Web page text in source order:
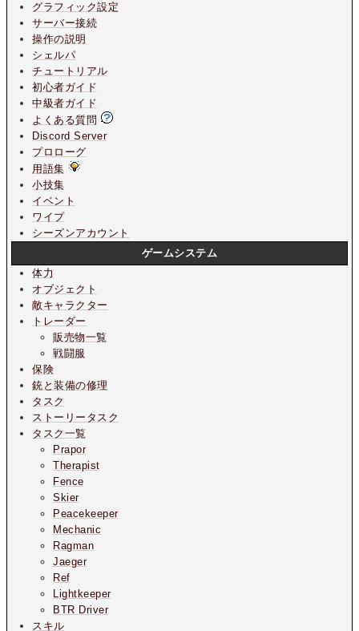
グラフィック設定
サーバー接続
操作の説明
シェルパ
チュートリアル
初心者ガイド
中級者ガイド
よくある質問
Discord Server
プロローグ
用語集
小技集
イベント
ワイプ
シーズンアカウント
ゲームシステム
体力
オブジェクト
敵キャラクター
トレーダー
販売物一覧
戦闘服
保険
銃と装備の修理
タスク
ストーリータスク
タスク一覧
Prapor
Therapist
Fence
Skier
Peacekeeper
Mechanic
Ragman
Jaeger
Ref
Lightkeeper
BTR Driver
スキル